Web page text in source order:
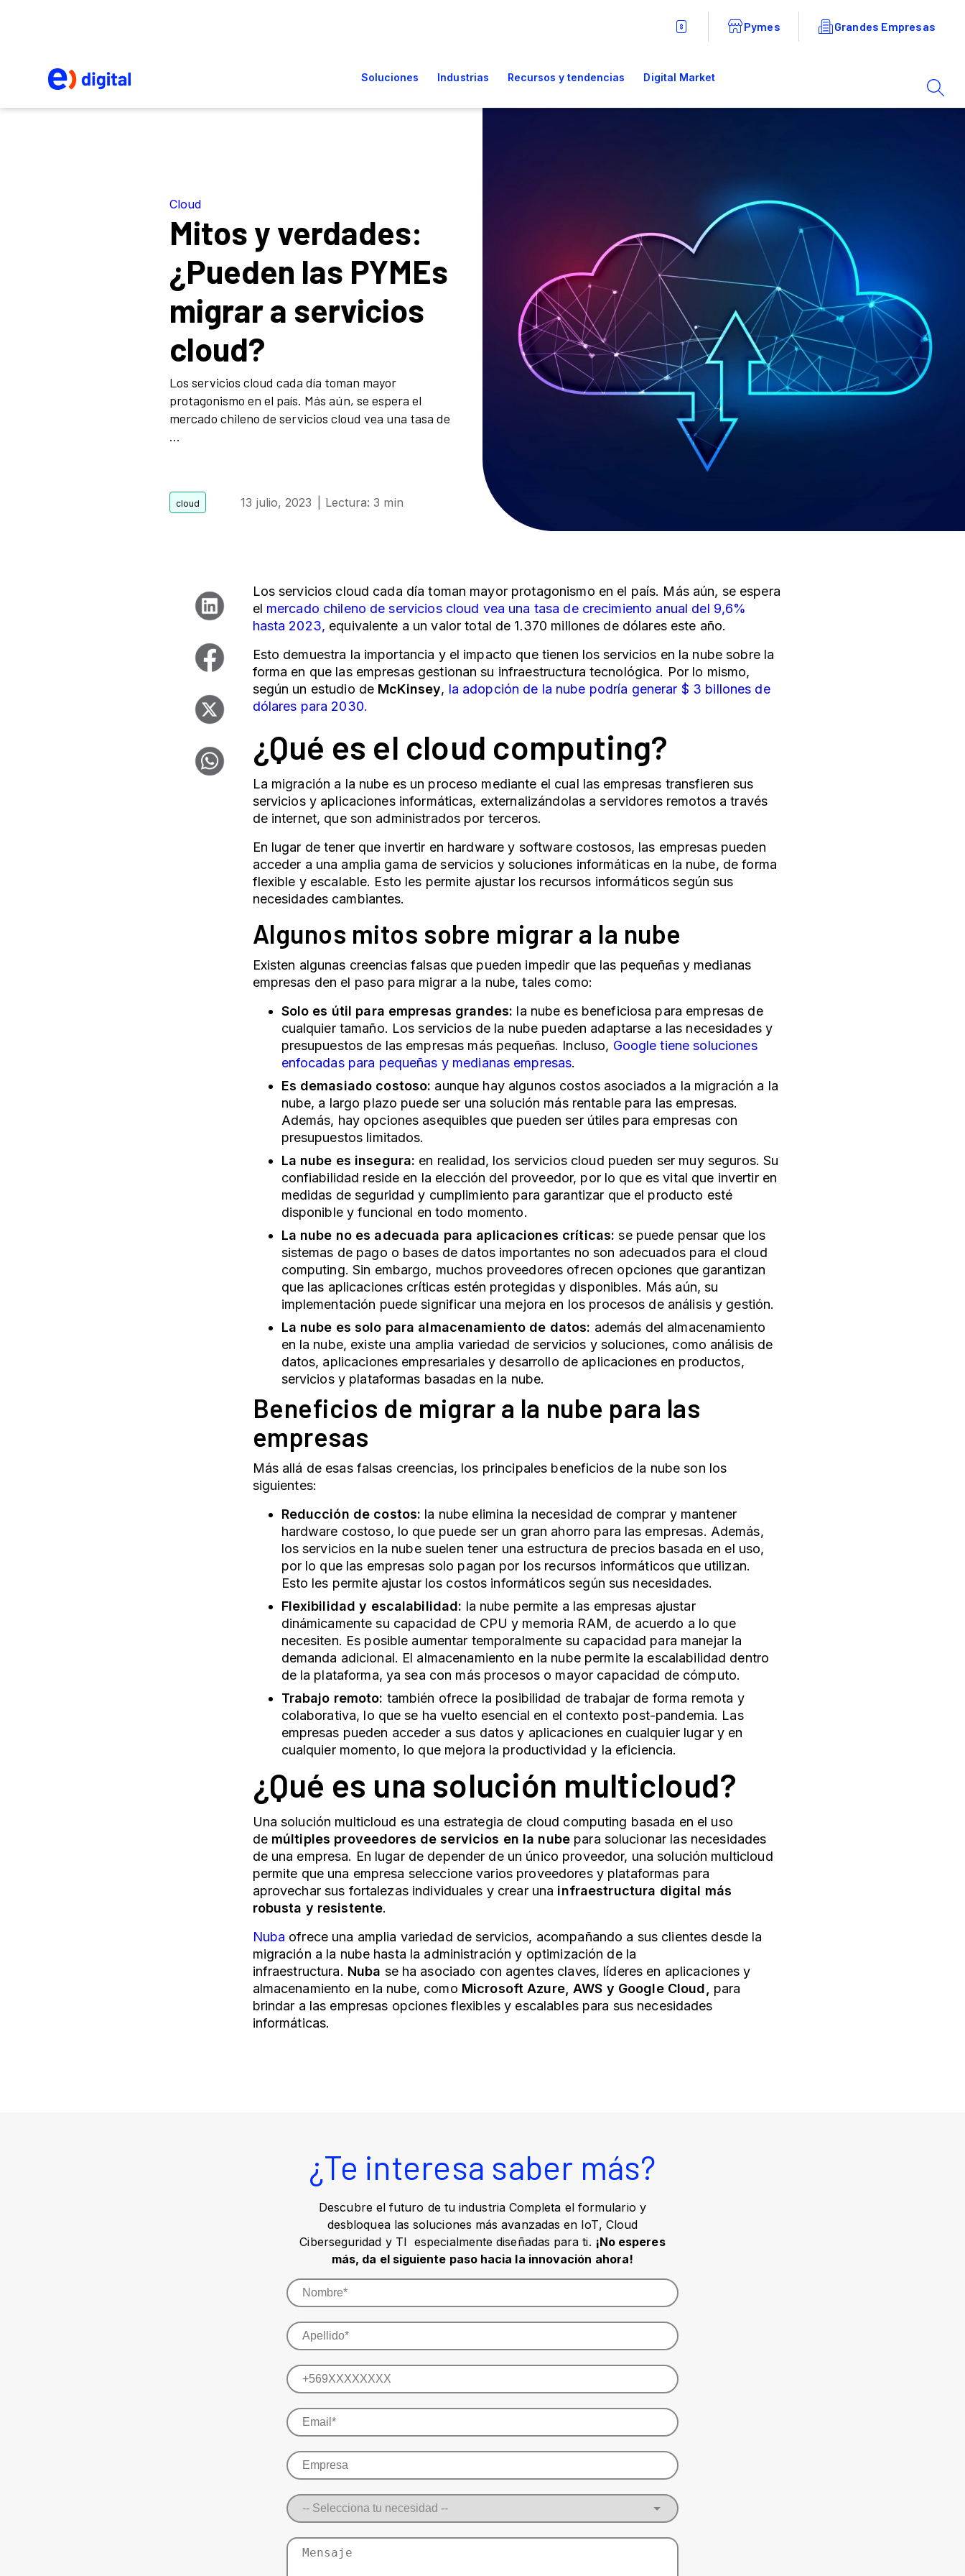
Cloud
Mitos y verdades:
¿Pueden las PYMEs
migrar a servicios
cloud?
Los servicios cloud cada día toman mayor
protagonismo en el país. Más aún, se espera el
mercado chileno de servicios cloud vea una tasa de
...
13 julio, 2023 | Lectura: 3 min
Los servicios cloud cada día toman mayor protagonismo en el país. Más aún, se espera
el mercado chileno de servicios cloud vea una tasa de crecimiento anual del 9,6%
hasta 2023, equivalente a un valor total de 1.370 millones de dólares este año.
Esto demuestra la importancia y el impacto que tienen los servicios en la nube sobre la
forma en que las empresas gestionan su infraestructura tecnológica. Por lo mismo,
según un estudio de McKinsey, la adopción de la nube podría generar $ 3 billones de
dólares para 2030.
¿Qué es el cloud computing?
La migración a la nube es un proceso mediante el cual las empresas transfieren sus
servicios y aplicaciones informáticas, externalizándolas a servidores remotos a través
de internet, que son administrados por terceros.
En lugar de tener que invertir en hardware y software costosos, las empresas pueden
acceder a una amplia gama de servicios y soluciones informáticas en la nube, de forma
flexible y escalable. Esto les permite ajustar los recursos informáticos según sus
necesidades cambiantes.
Algunos mitos sobre migrar a la nube
Existen algunas creencias falsas que pueden impedir que las pequeñas y medianas
empresas den el paso para migrar a la nube, tales como:
Solo es útil para empresas grandes: la nube es beneficiosa para empresas de
cualquier tamaño. Los servicios de la nube pueden adaptarse a las necesidades y
presupuestos de las empresas más pequeñas. Incluso, Google tiene soluciones
enfocadas para pequeñas y medianas empresas.
Es demasiado costoso: aunque hay algunos costos asociados a la migración a la
nube, a largo plazo puede ser una solución más rentable para las empresas.
Además, hay opciones asequibles que pueden ser útiles para empresas con
presupuestos limitados.
La nube es insegura: en realidad, los servicios cloud pueden ser muy seguros. Su
confiabilidad reside en la elección del proveedor, por lo que es vital que invertir en
medidas de seguridad y cumplimiento para garantizar que el producto esté
disponible y funcional en todo momento.
La nube no es adecuada para aplicaciones críticas: se puede pensar que los
sistemas de pago o bases de datos importantes no son adecuados para el cloud
computing. Sin embargo, muchos proveedores ofrecen opciones que garantizan
que las aplicaciones críticas estén protegidas y disponibles. Más aún, su
implementación puede significar una mejora en los procesos de análisis y gestión.
La nube es solo para almacenamiento de datos: además del almacenamiento
en la nube, existe una amplia variedad de servicios y soluciones, como análisis de
datos, aplicaciones empresariales y desarrollo de aplicaciones en productos,
servicios y plataformas basadas en la nube.
Beneficios de migrar a la nube para las
empresas
Más allá de esas falsas creencias, los principales beneficios de la nube son los
siguientes:
Reducción de costos: la nube elimina la necesidad de comprar y mantener
hardware costoso, lo que puede ser un gran ahorro para las empresas. Además,
los servicios en la nube suelen tener una estructura de precios basada en el uso,
por lo que las empresas solo pagan por los recursos informáticos que utilizan.
Esto les permite ajustar los costos informáticos según sus necesidades.
Flexibilidad y escalabilidad: la nube permite a las empresas ajustar
dinámicamente su capacidad de CPU y memoria RAM, de acuerdo a lo que
necesiten. Es posible aumentar temporalmente su capacidad para manejar la
demanda adicional. El almacenamiento en la nube permite la escalabilidad dentro
de la plataforma, ya sea con más procesos o mayor capacidad de cómputo.
Trabajo remoto: también ofrece la posibilidad de trabajar de forma remota y
colaborativa, lo que se ha vuelto esencial en el contexto post-pandemia. Las
empresas pueden acceder a sus datos y aplicaciones en cualquier lugar y en
cualquier momento, lo que mejora la productividad y la eficiencia.
¿Qué es una solución multicloud?
Una solución multicloud es una estrategia de cloud computing basada en el uso
de múltiples proveedores de servicios en la nube para solucionar las necesidades
de una empresa. En lugar de depender de un único proveedor, una solución multicloud
permite que una empresa seleccione varios proveedores y plataformas para
aprovechar sus fortalezas individuales y crear una infraestructura digital más
robusta y resistente.
Nuba ofrece una amplia variedad de servicios, acompañando a sus clientes desde la
migración a la nube hasta la administración y optimización de la
infraestructura. Nuba se ha asociado con agentes claves, líderes en aplicaciones y
almacenamiento en la nube, como Microsoft Azure, AWS y Google Cloud,
para
brindar a las empresas opciones flexibles y escalables para sus necesidades
informáticas.
¿Te interesa saber más?
Descubre el futuro de tu industria Completa el formulario y
desbloquea las soluciones más avanzadas en IoT, Cloud
Ciberseguridad y TI especialmente diseñadas para ti. ¡No esperes
más, da el siguiente paso hacia la innovación ahora!